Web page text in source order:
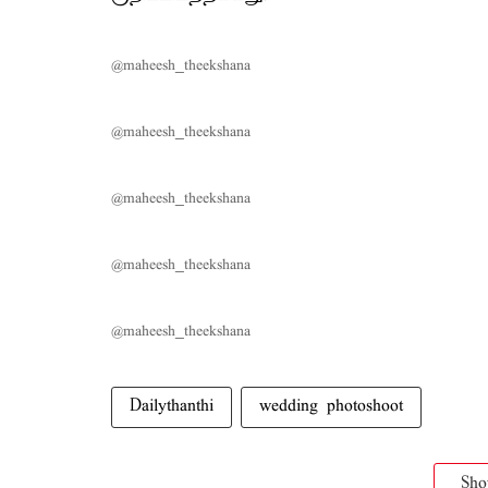
@maheesh_theekshana
@maheesh_theekshana
@maheesh_theekshana
@maheesh_theekshana
@maheesh_theekshana
Dailythanthi wedding photoshoot